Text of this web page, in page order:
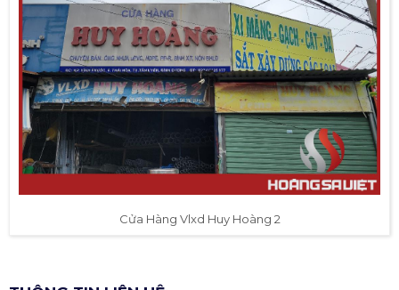
Cửa Hàng Vlxd Huy Hoàng 2